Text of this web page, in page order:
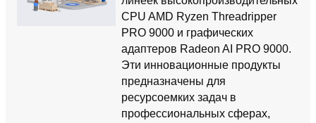
CPU AMD Ryzen Threadripper
PRO 9000 и графических
адаптеров Radeon AI PRO 9000.
Эти инновационные продукты
предназначены для
ресурсоемких задач в
профессиональных сферах,